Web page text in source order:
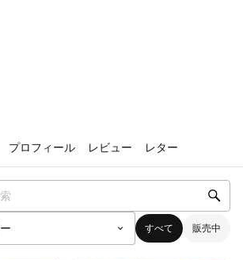
プロフィール レビュー レター
すべて 販売中